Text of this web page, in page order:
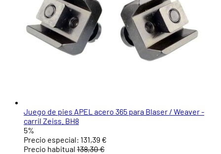
Juego de pies APEL acero 365 para Blaser / Weaver -
carril Zeiss. BH8
5%
Precio especial: 131,39 €
Precio habitual 138,30 €